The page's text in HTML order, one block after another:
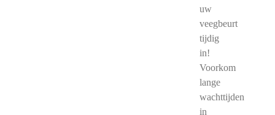
uw
veegbeurt
tijdig
in!
Voorkom
lange
wachttijden
in